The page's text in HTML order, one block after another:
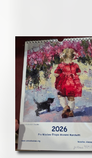
I nostri siti web si
chiarezza e ampia
– Grafica su misura
– Sito responsive
– Hosting e dominio
– Settaggio mail
– Cura sui particolari
– Ottimizzazione SEO
– Ottimizzazione per
– Report accessi
– Assistenza gratuita
– Formazione all’uso
– Integrazione con i